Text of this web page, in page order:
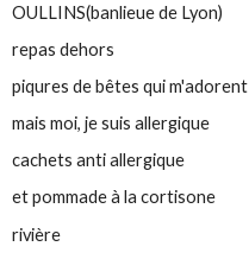
OULLINS(banlieue de Lyon)
repas dehors
piqures de bêtes qui m'adorent
mais moi, je suis allergique
cachets anti allergique
et pommade à la cortisone
rivière